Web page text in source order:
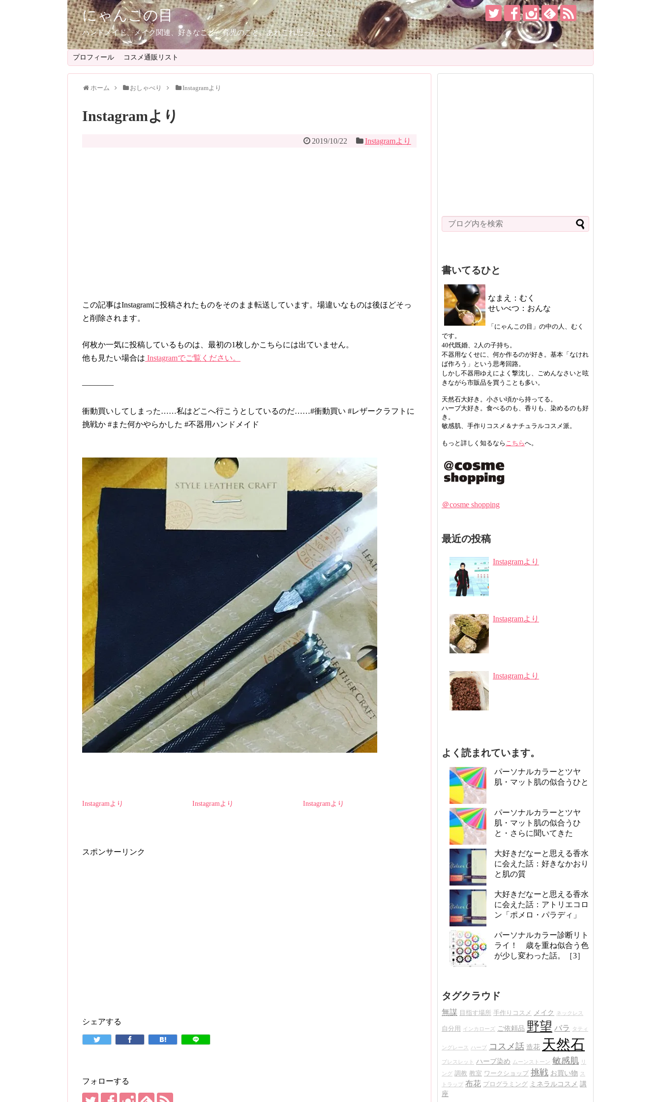
にゃんこの目
ハンドメイド、メイク関連、好きなこと、育児のこと、あれこれ思ったこと。
プロフィール コスメ通販リスト
ホーム おしゃべり Instagramより
Instagramより
2019/10/22 Instagramより
この記事はInstagramに投稿されたものをそのまま転送しています。場違いなものは後ほどそっ
と削除されます。
何枚か一気に投稿しているものは、最初の1枚しかこちらには出ていません。
他も見たい場合は Instagramでご覧ください。
————
衝動買いしてしまった……私はどこへ行こうとしているのだ……#衝動買い #レザークラフトに
挑戦か #また何かやらかした #不器用ハンドメイド
Instagramより Instagramより Instagramより
スポンサーリンク
シェアする
フォローする
書いてるひと
なまえ：むく
せいべつ：おんな
「にゃんこの目」の中の人、むく
です。
40代既婚、2人の子持ち。
不器用なくせに、何か作るのが好き。基本「なけれ
ば作ろう」という思考回路。
しかし不器用ゆえによく撃沈し、ごめんなさいと呟
きながら市販品を買うことも多い。
天然石大好き。小さい頃から持ってる。
ハーブ大好き。食べるのも、香りも、染めるのも好
き。
敏感肌、手作りコスメ＆ナチュラルコスメ派。
もっと詳しく知るなら こちらへ。
＠cosme shopping
最近の投稿
Instagramより
Instagramより
Instagramより
よく読まれています。
パーソナルカラーとツヤ
肌・マット肌の似合うひと
パーソナルカラーとツヤ
肌・マット肌の似合うひ
と・さらに聞いてきた
大好きだなーと思える香水
に会えた話：好きなかおり
と肌の質
大好きだなーと思える香水
に会えた話：アトリエコロ
ン「ポメロ・パラディ」
パーソナルカラー診断リト
ライ！ 歳を重ね似合う色
が少し変わった話。［3］
タグクラウド
無謀 目指す場所 手作りコスメ メイク ネックレス
自分用 インカローズ ご依頼品 野望 バラ タティ
ングレース ハーブ コスメ話 造花 天然石
ブレスレット ハーブ染め ムーンストーン 敏感肌 リ
ング 調教 教室 ワークショップ 挑戦 お買い物
ス
トラップ 布花 プログラミング ミネラルコスメ 講
座